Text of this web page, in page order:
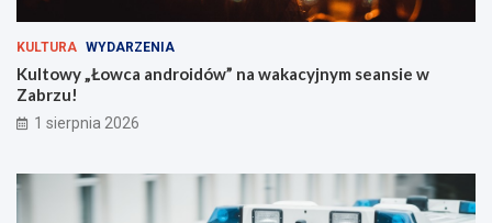
i
s
w
i
e
i
i
e
Z
a
b
u
KULTURA WYDARZENIA
Kultowy „Łowca androidów” na wakacyjnym seansie w
Zabrzu!
1 sierpnia 2026